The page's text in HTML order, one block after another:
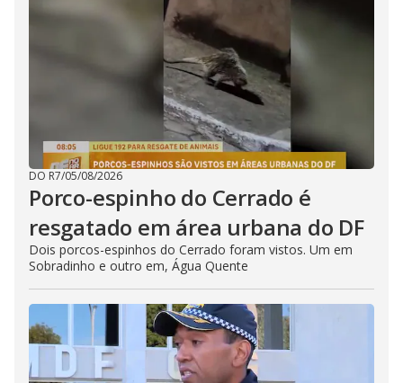
DO R7/05/08/2026
Porco-espinho do Cerrado é
resgatado em área urbana do DF
Dois porcos-espinhos do Cerrado foram vistos. Um em
Sobradinho e outro em, Água Quente